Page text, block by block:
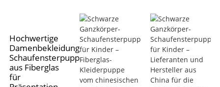
Hochwertige
Damenbekleidungs-
Schaufensterpuppen
aus Fiberglas
für